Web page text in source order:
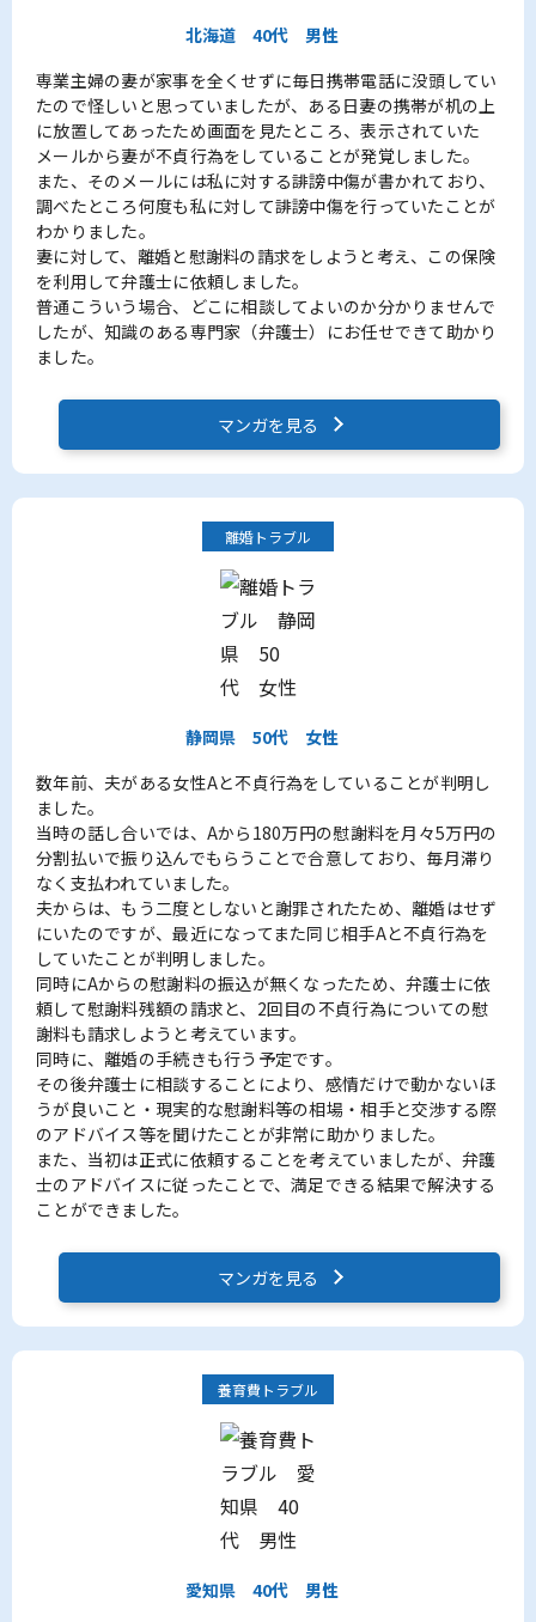
北海道 40代
男性
専業主婦の妻が家事を全くせずに毎日携帯電話に没頭してい
たので怪しいと思っていましたが、ある日妻の携帯が机の上
に放置してあったため画面を見たところ、表示されていた
メールから妻が不貞行為をしていることが発覚しました。
また、そのメールには私に対する誹謗中傷が書かれており、
調べたところ何度も私に対して誹謗中傷を行っていたことが
わかりました。
妻に対して、離婚と慰謝料の請求をしようと考え、この保険
を利用して弁護士に依頼しました。
普通こういう場合、どこに相談してよいのか分かりませんで
したが、知識のある専門家（弁護士）にお任せできて助かり
ました。
マンガを見る
離婚トラブル
静岡県 50代
女性
数年前、夫がある女性Aと不貞行為をしていることが判明し
ました。
当時の話し合いでは、Aから180万円の慰謝料を月々5万円の
分割払いで振り込んでもらうことで合意しており、毎月滞り
なく支払われていました。
夫からは、もう二度としないと謝罪されたため、離婚はせず
にいたのですが、最近になってまた同じ相手Aと不貞行為を
していたことが判明しました。
同時にAからの慰謝料の振込が無くなったため、弁護士に依
頼して慰謝料残額の請求と、2回目の不貞行為についての慰
謝料も請求しようと考えています。
同時に、離婚の手続きも行う予定です。
その後弁護士に相談することにより、感情だけで動かないほ
うが良いこと・現実的な慰謝料等の相場・相手と交渉する際
のアドバイス等を聞けたことが非常に助かりました。
また、当初は正式に依頼することを考えていましたが、弁護
士のアドバイスに従ったことで、満足できる結果で解決する
ことができました。
マンガを見る
養育費トラブル
愛知県 40代
男性